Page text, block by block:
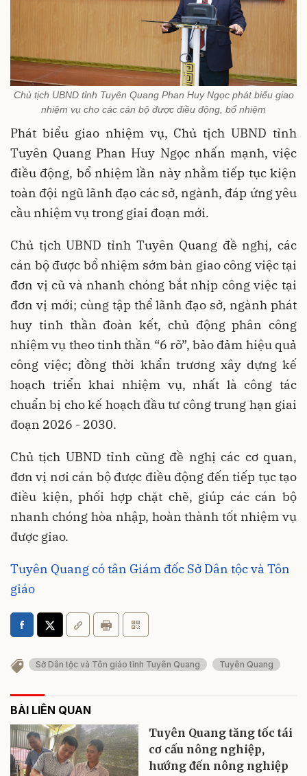
Chủ tịch UBND tỉnh Tuyên Quang Phan Huy Ngọc phát biểu giao
nhiệm vụ cho các cán bộ được điều động, bổ nhiệm
Phát biểu giao nhiệm vụ, Chủ tịch UBND tỉnh
Tuyên Quang Phan Huy Ngọc nhấn mạnh, việc
điều động, bổ nhiệm lần này nhằm tiếp tục kiện
toàn đội ngũ lãnh đạo các sở, ngành, đáp ứng yêu
cầu nhiệm vụ trong giai đoạn mới.
Chủ tịch UBND tỉnh Tuyên Quang đề nghị, các
cán bộ được bổ nhiệm sớm bàn giao công việc tại
đơn vị cũ và nhanh chóng bắt nhịp công việc tại
đơn vị mới; cùng tập thể lãnh đạo sở, ngành phát
huy tinh thần đoàn kết, chủ động phân công
nhiệm vụ theo tinh thần “6 rõ”, bảo đảm hiệu quả
công việc; đồng thời khẩn trương xây dựng kế
hoạch triển khai nhiệm vụ, nhất là công tác
chuẩn bị cho kế hoạch đầu tư công trung hạn giai
đoạn 2026 - 2030.
Chủ tịch UBND tỉnh cũng đề nghị các cơ quan,
đơn vị nơi cán bộ được điều động đến tiếp tục tạo
điều kiện, phối hợp chặt chẽ, giúp các cán bộ
nhanh chóng hòa nhập, hoàn thành tốt nhiệm vụ
được giao.
Tuyên Quang có tân Giám đốc Sở Dân tộc và Tôn
giáo
Sở Dân tộc và Tôn giáo tỉnh Tuyên Quang Tuyên Quang
BÀI LIÊN QUAN
Tuyên Quang tăng tốc tái
cơ cấu nông nghiệp,
hướng đến nông nghiệp